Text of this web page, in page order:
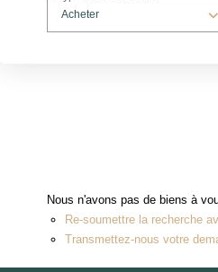
Acheter
Nous n'avons pas de biens à
Re-soumettre la recherche
Transmettez-nous votre